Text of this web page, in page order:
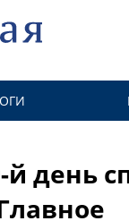
день